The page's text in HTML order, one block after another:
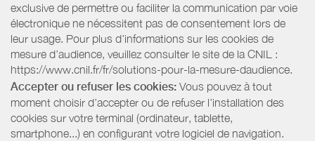
exclusive de permettre ou faciliter la communication par voie
électronique ne nécessitent pas de consentement lors de
leur usage. Pour plus d’informations sur les cookies de
mesure d’audience, veuillez consulter le site de la CNIL :
https://www.cnil.fr/fr/solutions-pour-la-mesure-daudience.
Accepter ou refuser les cookies: Vous pouvez à tout
moment choisir d’accepter ou de refuser l’installation des
cookies sur votre terminal (ordinateur, tablette,
smartphone...) en configurant votre logiciel de navigation.